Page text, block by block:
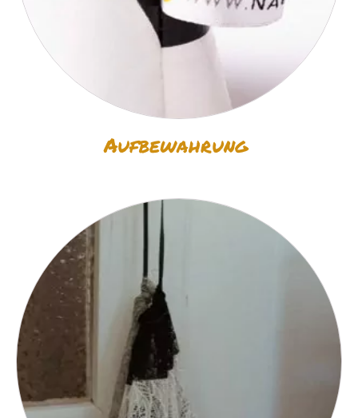
Aufbewahrung